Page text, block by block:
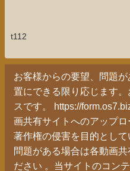
t112
お客様からの要望、問題
置にできる限り応じます
スです。 https://
画共有サイトへのアップロ
著作権の侵害を目的とし
問題がある場合は各動画
ださい 。当サイトのコン